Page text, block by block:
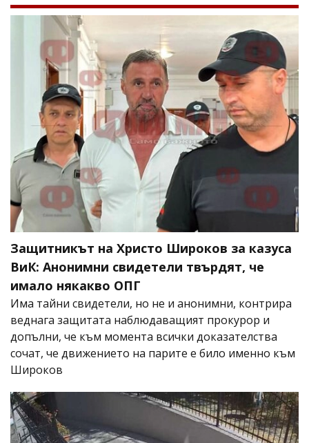
Защитникът на Христо Широков за казуса
ВиК: Анонимни свидетели твърдят, че
имало някакво ОПГ
Има тайни свидетели, но не и анонимни, контрира
веднага защитата наблюдаващият прокурор и
допълни, че към момента всички доказателства
сочат, че движението на парите е било именно към
Широков